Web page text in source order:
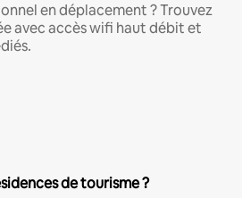
en déplacement ? Trouvez
avec accès wifi haut débit et
de tourisme ?